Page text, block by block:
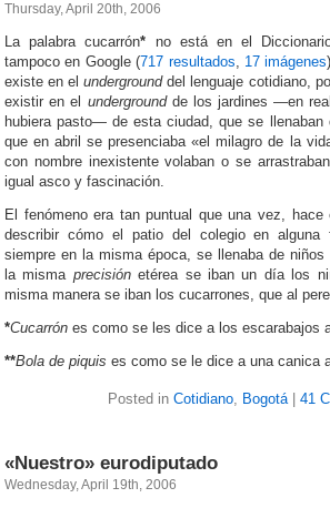
Thursday, April 20th, 2006
La palabra cucarrón* no está en el
tampoco en Google (717 resultados, 17 imágenes
existe en elundergrounddel lenguaje cotidiano,
existir en el undergroundde los jardines —en
hubiera pasto— de esta ciudad, que se llenaban
que en abril se presenciaba «el milagro de la
con nombre inexistente volaban o se
igual asco y fascinación.
El fenómeno era tan puntual que una vez,
describir cómo el patio del colegio en alguna
siempre en la misma época, se llenaba de
la misma precisiónetérea se iban un día los
misma manera se iban los cucarrones, que al
*Cucarrón es como se les dice a los escarabajos
**Bola de piquis es como se le dice a una canica
Posted in Cotidiano, Bogotá| 41
«Nuestro» eurodiputado
Wednesday, April 19th, 2006